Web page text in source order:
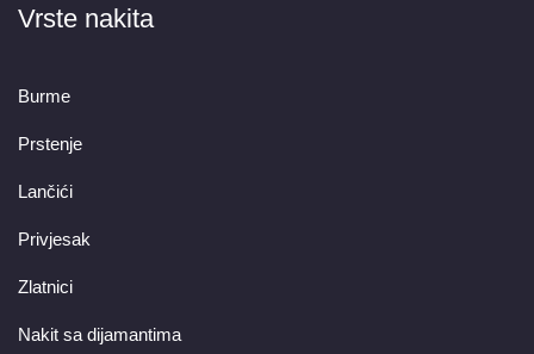
Vrste nakita
Burme
Prstenje
Lančići
Privjesak
Zlatnici
Nakit sa dijamantima